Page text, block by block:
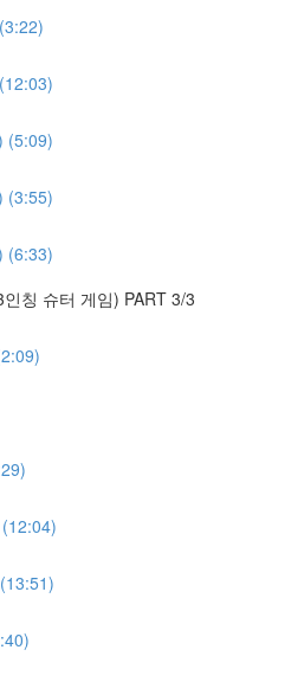
(5:09)
(3:55)
(6:33)
칭 슈터 게임) PART 3/3